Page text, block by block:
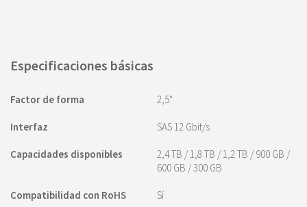
Especificaciones básicas
Factor de forma 2,5"
Interfaz SAS 12 Gbit/s
Capacidades disponibles
2,4 TB / 1,8 TB / 1,2 TB / 900 GB /
600 GB / 300 GB
Compatibilidad con RoHS Sí